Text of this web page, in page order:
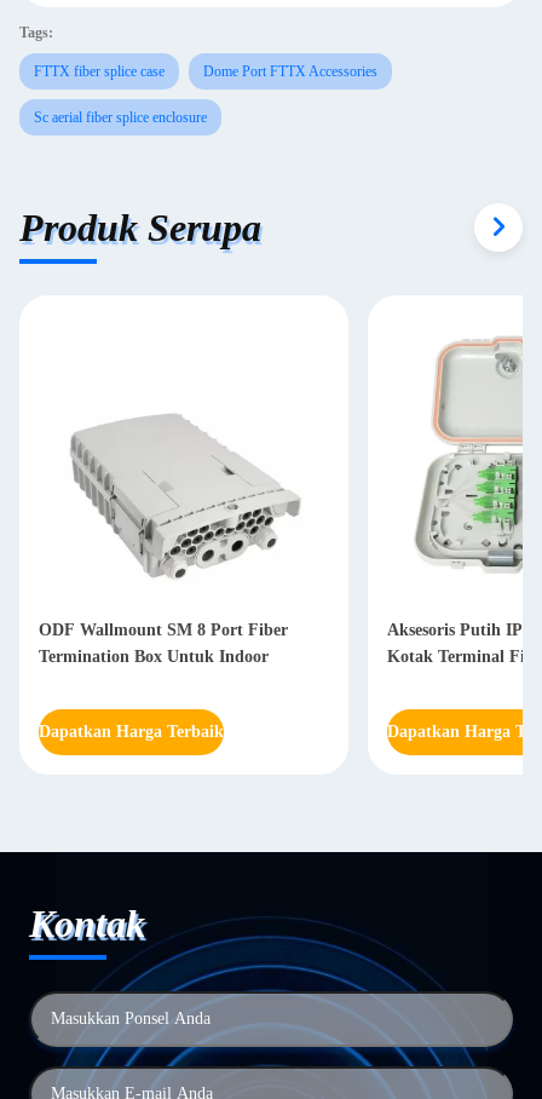
Tags:
FTTX fiber splice case Dome Port FTTX Accessories
Sc aerial fiber splice enclosure
Produk Serupa
ODF Wallmount SM 8 Port Fiber
Termination Box Untuk Indoor
Dapatkan Harga Terbaik
Aksesoris Putih
Kotak Terminal
Dapatkan Harga
Kontak